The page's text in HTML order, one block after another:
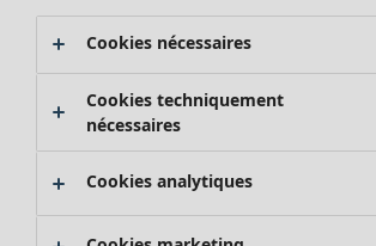
Promos SOLDES
Les promos de Gudrun Sjödén
Cookies nécessaires
Cookies techniquement
nécessaires
Cookies analytiques